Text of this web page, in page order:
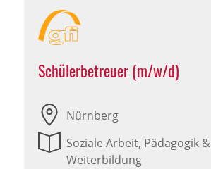
Schülerbetreuer (m/w/d)
Nürnberg
Soziale Arbeit, Pädagogik &
Weiterbildung